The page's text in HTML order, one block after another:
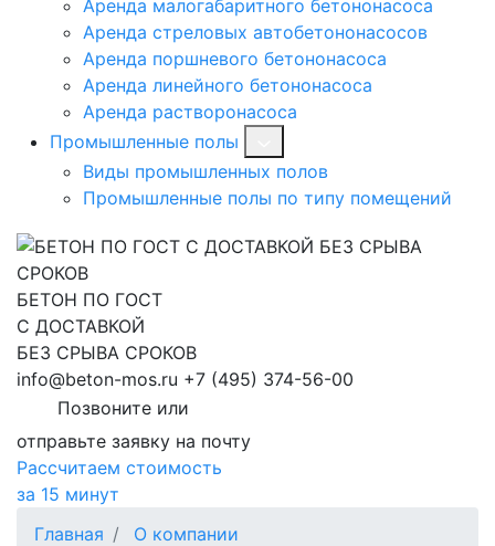
Аренда малогабаритного бетононасоса
Аренда стреловых автобетононасосов
Аренда поршневого бетононасоса
Аренда линейного бетононасоса
Аренда растворонасоса
Промышленные полы
Виды промышленных полов
Промышленные полы по типу помещений
БЕТОН ПО ГОСТ
С ДОСТАВКОЙ
БЕЗ СРЫВА СРОКОВ
info@beton-mos.ru +7 (495) 374-56-00
Позвоните или
отправьте заявку на почту
Рассчитаем стоимость
за 15 минут
Главная
О компании